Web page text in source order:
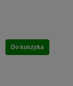
Do koszyka